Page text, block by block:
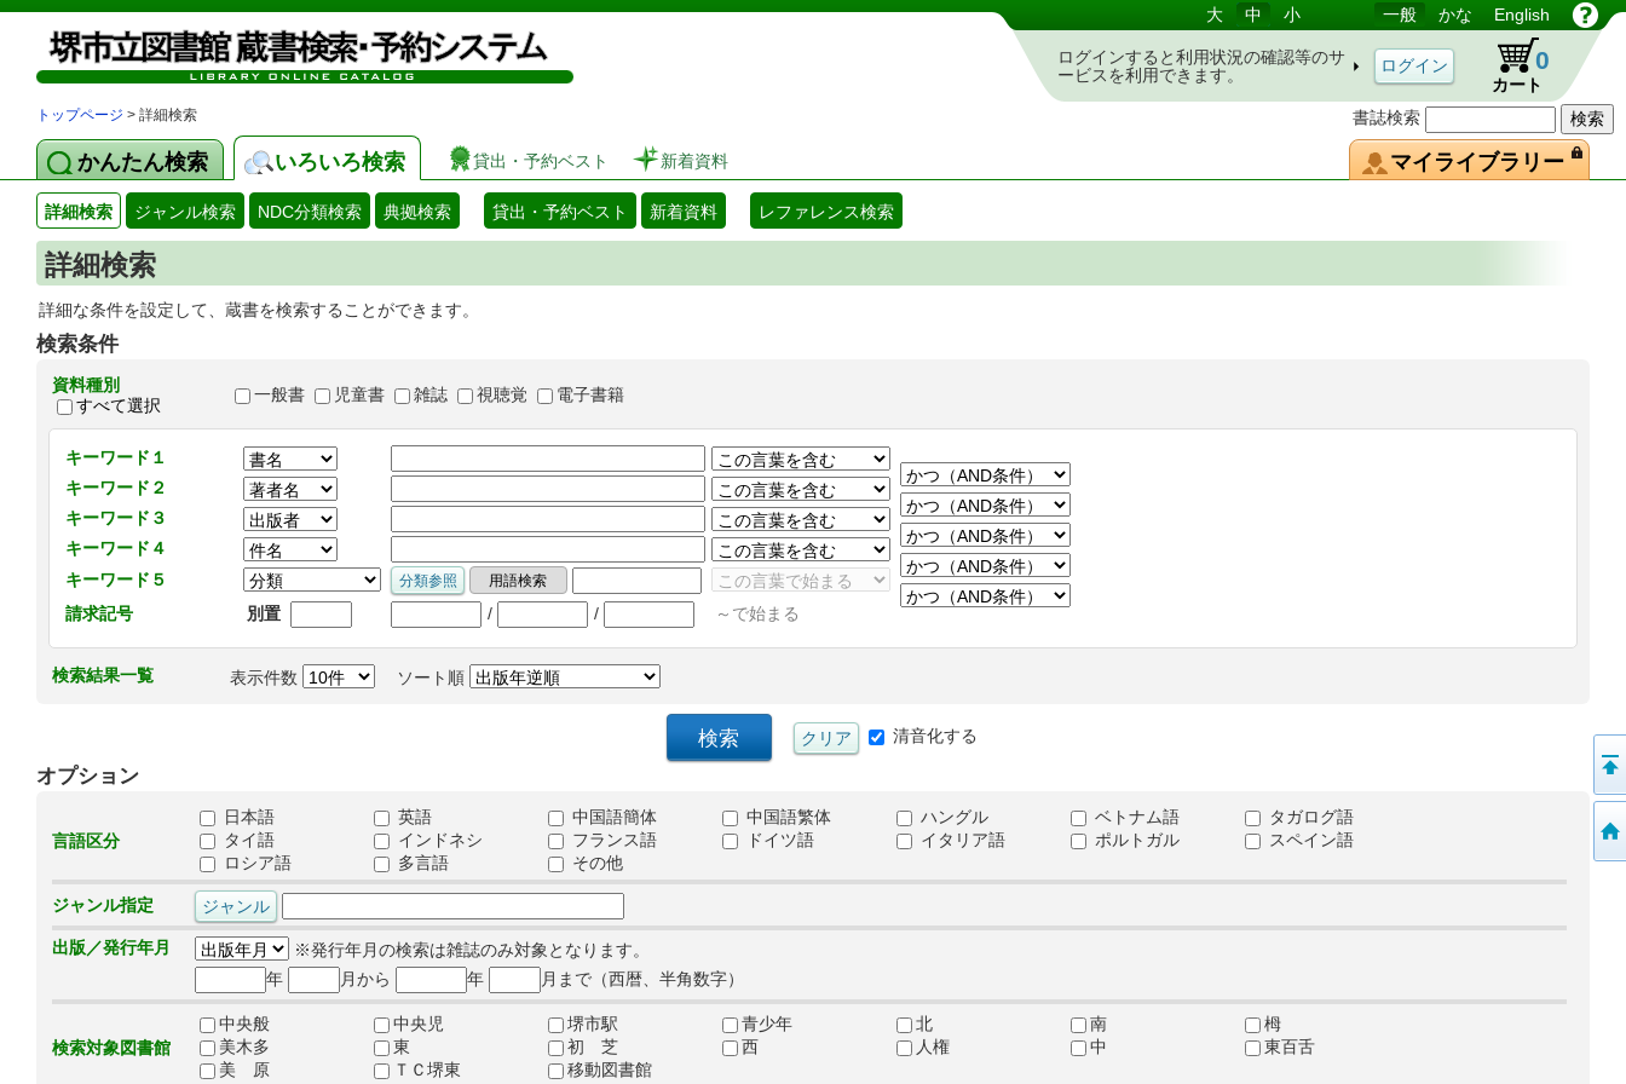
図書館 蔵書検索・予約システム
書誌検索
大 中 小 一般 かな English
ログインすると利用状況の確認等のサ
ービスを利用できます。
カート
0
トップページ > 詳細検索
かんたん検索 いろいろ検索 貸出・予約ベスト 新着資料 マイライブラリー
詳細検索 ジャンル検索 NDC分類検索 典拠検索 貸出・予約ベスト 新着資料 レファレンス検索
詳細検索
詳細な条件を設定して、蔵書を検索することができます。
検索条件
資料種別
すべて選択
一般書 児童書 雑誌 視聴覚 電子書籍
キーワード１
キーワード２
キーワード３
キーワード４
キーワード５
請求記号
別置 / / ～で始まる
検索結果一覧 表示件数 ソート順
清音化する
オプション
言語区分
日本語 英語 中国語簡体 中国語繁体 ハングル ベトナム語
タガログ語
タイ語
インドネシ フランス語 ドイツ語 イタリア語 ポルトガル
スペイン語
ロシア語
多言語 その他
ジャンル指定
出版／発行年月
※発行年月の検索は雑誌のみ対象となります。
年
月から 年 月まで（西暦、半角数字）
検索対象図書館
中央般 中央児 堺市駅 青少年 北 南
栂
美木多
東 初 芝 西 人権 中
東百舌
美 原
ＴＣ堺東 移動図書館